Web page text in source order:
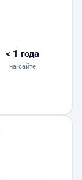
< 1 года
на сайте